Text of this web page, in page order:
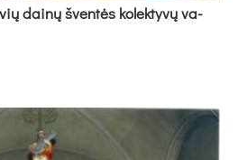
dai­nų šven­tės ko­lek­ty­vų va­